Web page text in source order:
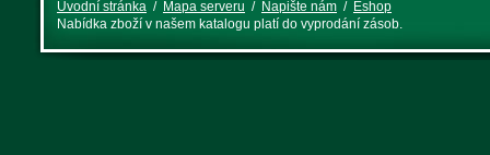
Úvodní stránka / Mapa serveru / Napište nám / Eshop
Nabídka zboží v našem katalogu platí do vyprodání zásob.